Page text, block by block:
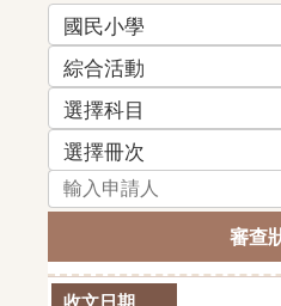
教育階段（選擇後將更
領域（選擇後將更新科
科目（選擇後將更新冊
申請人
審查